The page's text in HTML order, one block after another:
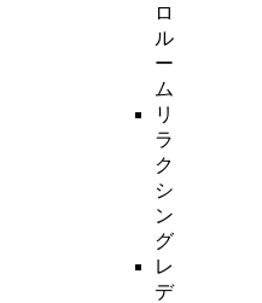
ロ
ル
ー
ム
リ
ラ
ク
シ
ン
グ
レ
デ